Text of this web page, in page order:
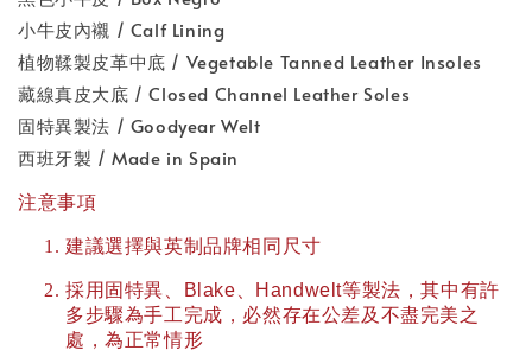
小牛皮內襯 / Calf Lining
植物鞣製皮革中底 / Vegetable Tanned Leather Insoles
藏線真皮大底 / Closed Channel Leather Soles
固特異製法 / Goodyear Welt
西班牙製 / Made in Spain
注意事項
建議選擇與英制品牌相同尺寸
採用固特異、 Blake Handwelt等製法，其中有許
多步驟為手工完成，必然存在公差及不盡完美之
處，為正常情形